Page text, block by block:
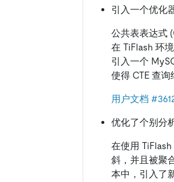
引入一个优化
公共表表达式
在 TiFlash 环
引入一个
使得 CTE 查
用户文档
优化了个别分
在使用
斜，并且被聚
本中，引入了